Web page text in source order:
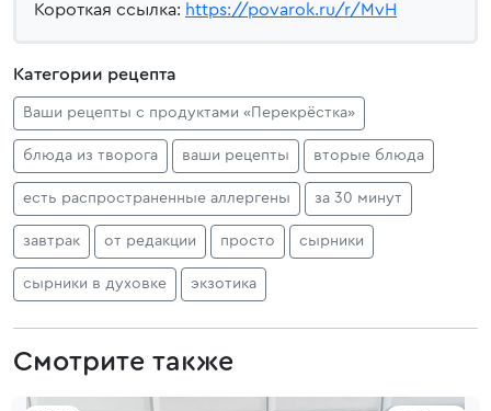
Короткая ссылка: https://povarok.ru/r/MvH
Категории рецепта
Ваши рецепты с продуктами «Перекрёстка»
блюда из творога ваши рецепты вторые блюда
есть распространенные аллергены за 30 минут
завтрак от редакции просто сырники
сырники в духовке экзотика
Смотрите также